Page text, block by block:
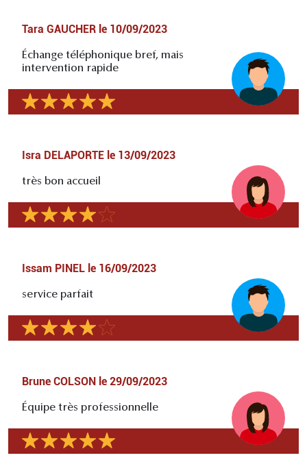
Tara GAUCHER le 10/09/2023
Échange téléphonique bref, mais
intervention rapide
Isra DELAPORTE le 13/09/2023
très bon accueil
Issam PINEL le 16/09/2023
service parfait
Brune COLSON le 29/09/2023
Équipe très professionnelle